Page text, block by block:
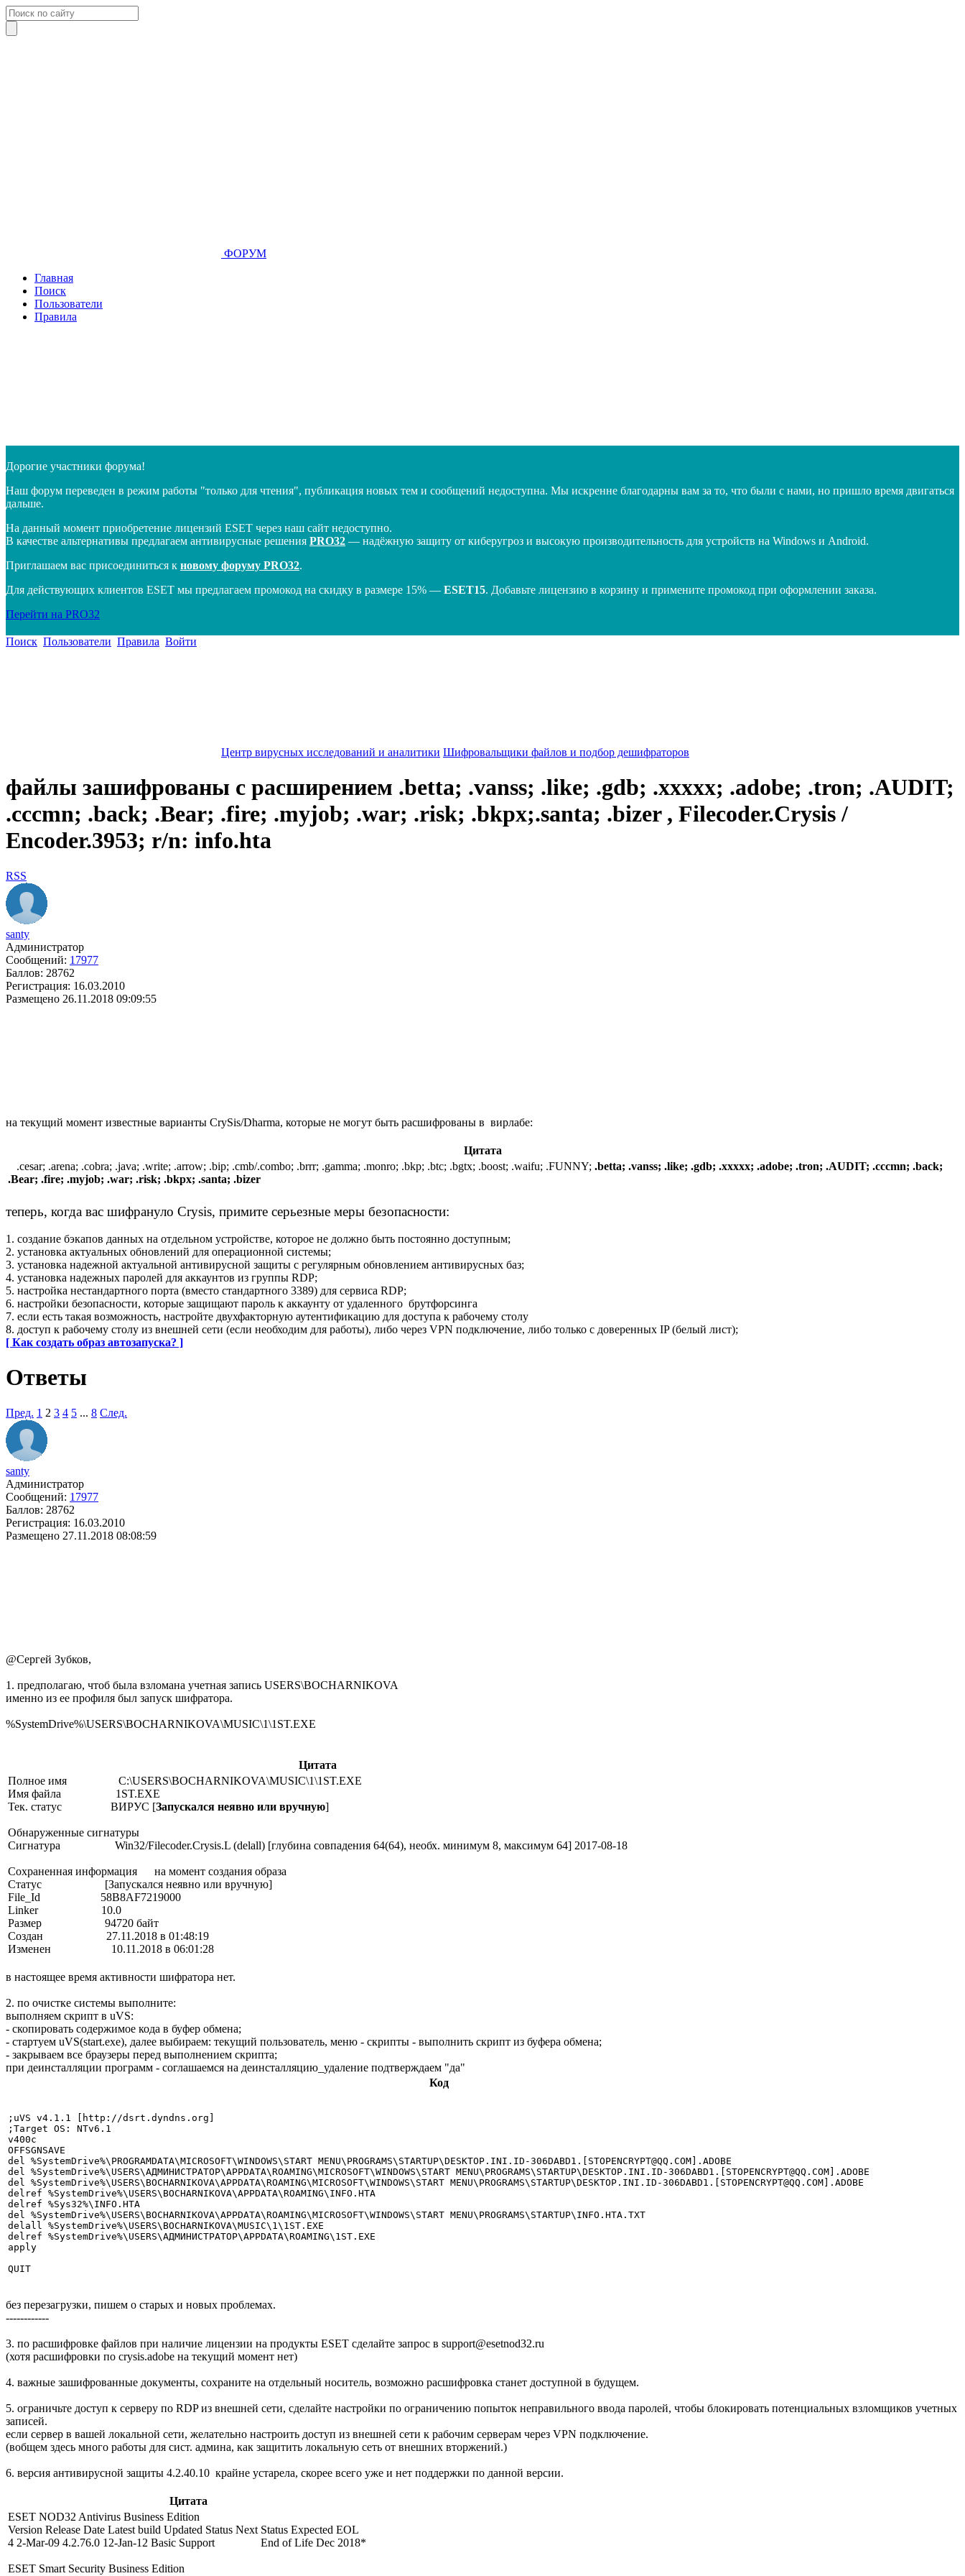
ФОРУМ
Главная
Поиск
Пользователи
Правила
Дорогие участники форума!
Наш форум переведен в режим работы "только для чтения", публикация новых тем и сообщений недоступна. Мы искренне благодарны вам за то, что были с нами, но пришло время двигаться
дальше.
На данный момент приобретение лицензий ESET через наш сайт недоступно.
В качестве альтернативы предлагаем антивирусные решения PRO32 — надёжную защиту от киберугроз и высокую производительность для устройств на Windows и Android.
Приглашаем вас присоединиться к новому форуму PRO32.
Для действующих клиентов ESET мы предлагаем промокод на скидку в размере 15% — ESET15. Добавьте лицензию в корзину и примените промокод при оформлении заказа.
Перейти на PRO32
Поиск Пользователи Правила Войти
Центр вирусных исследований и аналитики Шифровальщики файлов и подбор дешифраторов
файлы зашифрованы с расширением .betta; .vanss; .like; .gdb; .xxxxx; .adobe; .tron; .AUDIT;
.cccmn; .back; .Bear; .fire; .myjob; .war; .risk; .bkpx;.santa; .bizer , Filecoder.Crysis /
Encoder.3953; r/n: info.hta
RSS
santy
Администратор
Сообщений: 17977
Баллов: 28762
Регистрация: 16.03.2010
Размещено 26.11.2018 09:09:55
на текущий момент известные варианты CrySis/Dharma, которые не могут быть расшифрованы в вирлабе:
Цитата
.cesar; .arena; .cobra; .java; .write; .arrow; .bip; .cmb/.combo; .brrr; .gamma; .monro; .bkp; .btc; .bgtx; .boost; .waifu; .FUNNY; .betta; .vanss; .like; .gdb; .xxxxx; .adobe; .tron; .AUDIT; .cccmn; .back;
.Bear; .fire; .myjob; .war; .risk; .bkpx; .santa; .bizer
теперь, когда вас шифрануло Crysis, примите серьезные меры безопасности:
1. создание бэкапов данных на отдельном устройстве, которое не должно быть постоянно доступным;
2. установка актуальных обновлений для операционной системы;
3. установка надежной актуальной антивирусной защиты с регулярным обновлением антивирусных баз;
4. установка надежных паролей для аккаунтов из группы RDP;
5. настройка нестандартного порта (вместо стандартного 3389) для сервиса RDP;
6. настройки безопасности, которые защищают пароль к аккаунту от удаленного брутфорсинга
7. если есть такая возможность, настройте двухфакторную аутентификацию для доступа к рабочему столу
8. доступ к рабочему столу из внешней сети (если необходим для работы), либо через VPN подключение, либо только с доверенных IP (белый лист);
[ Как создать образ автозапуска? ]
Ответы
Пред. 1 2 3 4 5 ... 8 След.
santy
Администратор
Сообщений: 17977
Баллов: 28762
Регистрация: 16.03.2010
Размещено 27.11.2018 08:08:59
@Сергей Зубков,
1. предполагаю, чтоб была взломана учетная запись USERS\BOCHARNIKOVA
именно из ее профиля был запуск шифратора.
%SystemDrive%\USERS\BOCHARNIKOVA\MUSIC\1\1ST.EXE
Цитата
Полное имя C:\USERS\BOCHARNIKOVA\MUSIC\1\1ST.EXE
Имя файла 1ST.EXE
Тек. статус ВИРУС [Запускался неявно или вручную]
Обнаруженные сигнатуры
Сигнатура Win32/Filecoder.Crysis.L (delall) [глубина совпадения 64(64), необх. минимум 8, максимум 64] 2017-08-18
Сохраненная информация на момент создания образа
Статус [Запускался неявно или вручную]
File_Id 58B8AF7219000
Linker 10.0
Размер 94720 байт
Создан 27.11.2018 в 01:48:19
Изменен 10.11.2018 в 06:01:28
в настоящее время активности шифратора нет.
2. по очистке системы выполните:
выполняем скрипт в uVS:
- скопировать содержимое кода в буфер обмена;
- стартуем uVS(start.exe), далее выбираем: текущий пользователь, меню - скрипты - выполнить скрипт из буфера обмена;
- закрываем все браузеры перед выполнением скрипта;
при деинсталляции программ - соглашаемся на деинсталляцию_удаление подтверждаем "да"
Код
;uVS v4.1.1 [http://dsrt.dyndns.org]
;Target OS: NTv6.1
v400c
OFFSGNSAVE
del %SystemDrive%\PROGRAMDATA\MICROSOFT\WINDOWS\START MENU\PROGRAMS\STARTUP\DESKTOP.INI.ID-306DABD1.[ STOPENCRYPT@QQ.COM ].ADOBE
del %SystemDrive%\USERS\АДМИНИСТРАТОР\APPDATA\ROAMING\MICROSOFT\WINDOWS\START MENU\PROGRAMS\STARTUP\DESKTOP.INI.ID-306DABD1.[ STOPENCRYPT@QQ.COM ].ADOBE
del %SystemDrive%\USERS\BOCHARNIKOVA\APPDATA\ROAMING\MICROSOFT\WINDOWS\START MENU\PROGRAMS\STARTUP\DESKTOP.INI.ID-306DABD1.[ STOPENCRYPT@QQ.COM ].ADOBE
delref %SystemDrive%\USERS\BOCHARNIKOVA\APPDATA\ROAMING\INFO.HTA
delref %Sys32%\INFO.HTA
del %SystemDrive%\USERS\BOCHARNIKOVA\APPDATA\ROAMING\MICROSOFT\WINDOWS\START MENU\PROGRAMS\STARTUP\INFO.HTA.TXT
delall %SystemDrive%\USERS\BOCHARNIKOVA\MUSIC\1\1ST.EXE
delref %SystemDrive%\USERS\АДМИНИСТРАТОР\APPDATA\ROAMING\1ST.EXE
apply
без перезагрузки, пишем о старых и новых проблемах.
------------
3. по расшифровке файлов при наличие лицензии на продукты ESET сделайте запрос в support@esetnod32.ru
(хотя расшифровки по crysis.adobe на текущий момент нет)
4. важные зашифрованные документы, сохраните на отдельный носитель, возможно расшифровка станет доступной в будущем.
5. ограничьте доступ к серверу по RDP из внешней сети, сделайте настройки по ограничению попыток неправильного ввода паролей, чтобы блокировать потенциальных взломщиков учетных
записей.
если сервер в вашей локальной сети, желательно настроить доступ из внешней сети к рабочим серверам через VPN подключение.
(вобщем здесь много работы для сист. админа, как защитить локальную сеть от внешних вторжений.)
6. версия антивирусной защиты 4.2.40.10 крайне устарела, скорее всего уже и нет поддержки по данной версии.
Цитата
ESET NOD32 Antivirus Business Edition
Version Release Date Latest build Updated Status Next Status Expected EOL
4 2-Mar-09 4.2.76.0 12-Jan-12 Basic Support End of Life Dec 2018*
ESET Smart Security Business Edition